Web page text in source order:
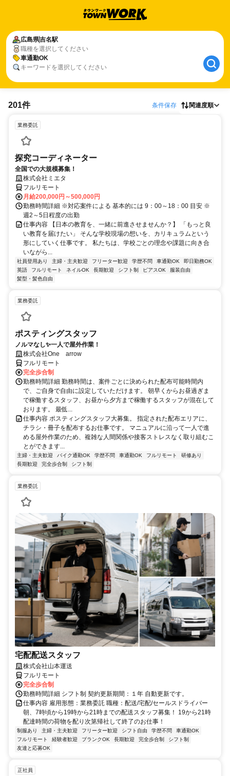
広島県吉名駅
職種を選択してください
車通勤OK
キーワードを選択してください
201件 条件保存 関連度順
業務委託
探究コーディネーター
全国での大規模募集！
株式会社ミエタ
フルリモート
月給200,000円～500,000円
勤務時間詳細 ※対応案件による 基本的には 9：00～18：00 目安 ※
週2～5日程度の出勤
仕事内容 【日本の教育を、一緒に前進させませんか？】 「もっと良
い教育を届けたい」 そんな学校現場の想いを、カリキュラムという
形にしていく仕事です。 私たちは、学校ごとの理念や課題に向き合
いながら...
社員登用あり 主婦・主夫歓迎 フリーター歓迎 学歴不問 車通勤OK
即日勤務OK
英語
フルリモート ネイルOK 長期歓迎 シフト制 ピアスOK
服装自由
髪型・髪色自由
業務委託
ポスティングスタッフ
ノルマなし✨一人で屋外作業！
株式会社One arrow
フルリモート
完全歩合制
勤務時間詳細 勤務時間は、案件ごとに決められた配布可能時間内
で、ご自身で自由に設定していただけます。 朝早くからお昼過ぎま
で稼働するスタッフ、お昼から夕方まで稼働するスタッフが混在して
おります。 最低...
仕事内容 ポスティングスタッフ大募集。 指定された配布エリアに、
チラシ・冊子を配布するお仕事です。 マニュアルに沿って一人で進
める屋外作業のため、複雑な人間関係や接客ストレスなく取り組むこ
とができます...
主婦・主夫歓迎 バイク通勤OK 学歴不問 車通勤OK フルリモート
研修あり
長期歓迎
完全歩合制 シフト制
業務委託
宅配配送スタッフ
株式会社山本運送
フルリモート
完全歩合制
勤務時間詳細 シフト制 契約更新期間：１年 自動更新です。
仕事内容 雇用形態：業務委託 職種：配送/宅配/セールスドライバー
朝、7時頃から19時から21時までの配送スタッフ募集！ 19から21時
配達時間の荷物を配り次第帰社して終了のお仕事！
制服あり 主婦・主夫歓迎 フリーター歓迎 シフト自由 学歴不問
車通勤OK
フルリモート
経験者歓迎 ブランクOK 長期歓迎 完全歩合制
シフト制
友達と応募OK
正社員